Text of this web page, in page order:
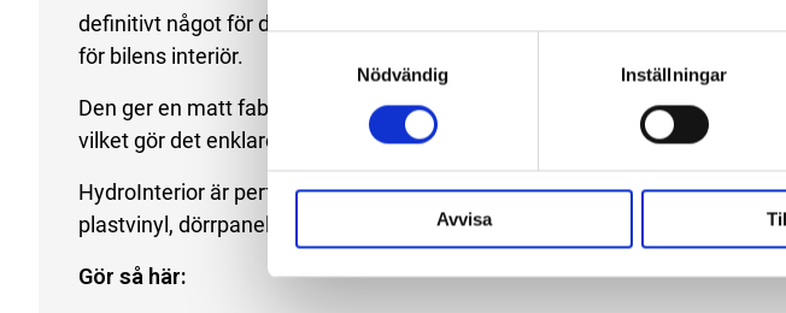
Nödvändig
Inställningar
Avvisa
definitivt något för dig. HydroInterior är en quick detailer med keramiskt
för bilens interiör.
Den ger en matt fabriksfinish och ger ett mycket effektivt skydd mot både
vilket gör det enklare att hålla interiören ren.
HydroInterior är perfekt för alla hårda interiörytor, såsom plast, målad
plastvinyl, dörrpaneler och liknande.
Gör så här: